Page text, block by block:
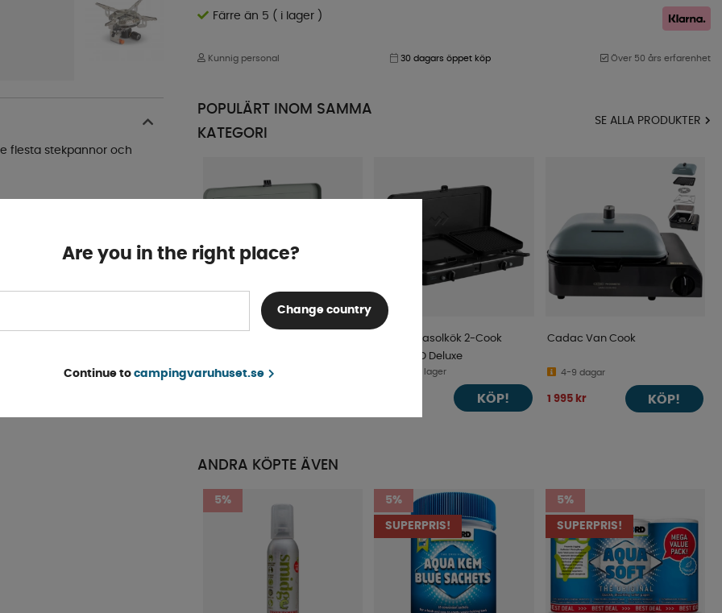
Färre än 5 ( i lager )
Kunnig personal 30 dagars öppet köp Över 50 års erfarenhet
flesta stekpannor och
POPULÄRT INOM SAMMA
KATEGORI
SE ALLA PRODUKTER
Finns i lager
Cadac Gasolkök 2-Cook
Turbo FFD Deluxe
Finns i lager
KÖP!
Cadac Van Cook
4-9 dagar
1 995 kr KÖP!
ANDRA KÖPTE ÄVEN
5% 5%
SUPERPRIS!
5%
SUPERPRIS!
Are you in the right place?
Change country
Continue to campingvaruhuset.se